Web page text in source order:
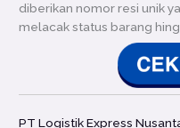
diberikan nomor resi unik
melacak status barang
PT Logistik Express